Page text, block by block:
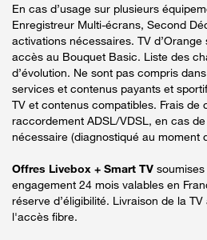
En cas d’usage sur plusieurs
Enregistreur Multi-écrans, Second
activations nécessaires. TV
accès au Bouquet Basic. Liste des
d’évolution. Ne sont pas compris
services et contenus payants et
TV et contenus compatibles. Frais de
raccordement ADSL/VDSL, en cas
nécessaire (diagnostiqué au moment
Offres Livebox + Smart TV
engagement 24 mois valables en
réserve d’éligibilité. Livraison de la
l'accès fibre.